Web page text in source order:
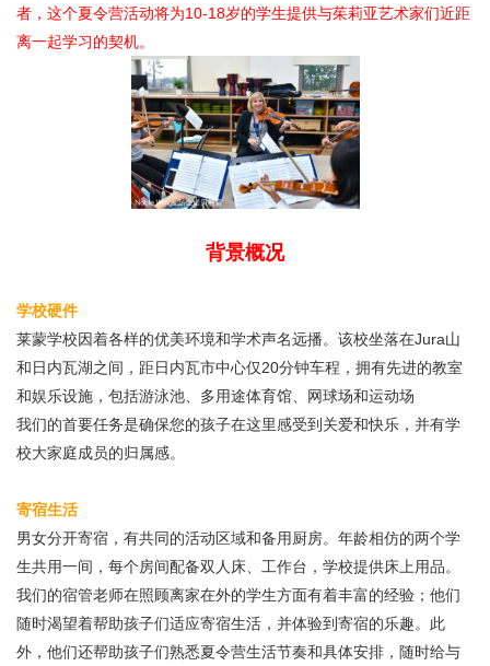
者，这个夏令营活动将为10-18岁的学生提供与茱莉亚艺术家们近距
离一起学习的契机。
背景概况
学校硬件
莱蒙学校因着各样的优美环境和学术声名远播。该校坐落在Jura山
和日内瓦湖之间，距日内瓦市中心仅20分钟车程，拥有先进的教室
和娱乐设施，包括游泳池、多用途体育馆、网球场和运动场
我们的首要任务是确保您的孩子在这里感受到关爱和快乐，并有学
校大家庭成员的归属感。
寄宿生活
男女分开寄宿，有共同的活动区域和备用厨房。年龄相仿的两个学
生共用一间，每个房间配备双人床、工作台，学校提供床上用品。
我们的宿管老师在照顾离家在外的学生方面有着丰富的经验；他们
随时渴望着帮助孩子们适应寄宿生活，并体验到寄宿的乐趣。此
外，他们还帮助孩子们熟悉夏令营生活节奏和具体安排，随时给与